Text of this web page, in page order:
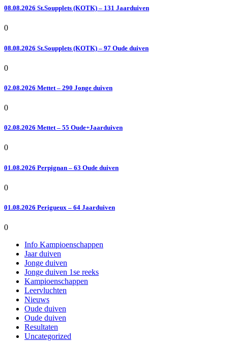
08.08.2026 St.Soupplets (KOTK) – 131 Jaarduiven
0
08.08.2026 St.Soupplets (KOTK) – 97 Oude duiven
0
02.08.2026 Mettet – 290 Jonge duiven
0
02.08.2026 Mettet – 55 Oude+Jaarduiven
0
01.08.2026 Perpignan – 63 Oude duiven
0
01.08.2026 Perigueux – 64 Jaarduiven
0
Info Kampioenschappen
Jaar duiven
Jonge duiven
Jonge duiven 1se reeks
Kampioenschappen
Leervluchten
Nieuws
Oude duiven
Oude duiven
Resultaten
Uncategorized